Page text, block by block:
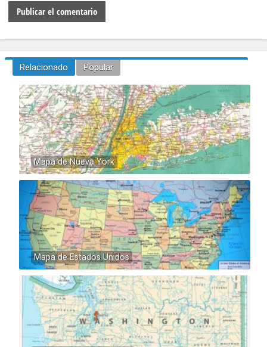
Relacionado Popular
Mapa de Nueva York
Mapa de Estados Unidos